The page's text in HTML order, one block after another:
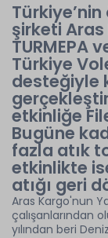
şirketi Aras
TURMEPA
Türkiye
desteğiyle
etkinliğe
Bugüne
fazla atık
etkinlikte
atığı geri
Aras Kargo'nun
çalışanlarından
yılından beri